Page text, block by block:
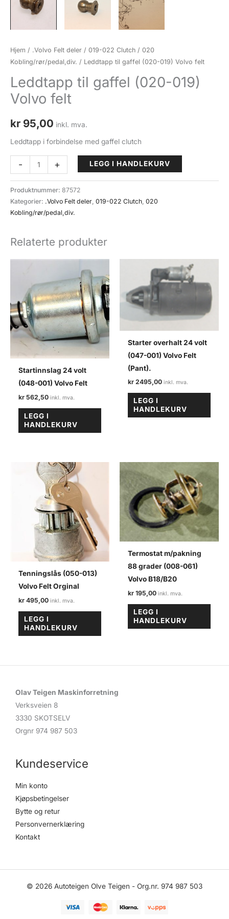
Hjem / .Volvo Felt deler / 019-022 Clutch / 020
Kobling/rør/pedal,div. / Leddtapp til gaffel (020-019) Volvo felt
Leddtapp til gaffel (020-019)
Volvo felt
kr 95,00 inkl. mva.
Leddtapp i forbindelse med gaffel clutch
-
Leddtapp
til
gaffel
(020-
019)
felt
+ LEGG I HANDLEKURV
Produktnummer: 87572
Kategorier: .Volvo Felt deler 019-022 Clutch 020
Kobling/rør/pedal,div.
Relaterte produkter
Startinnslag 24 volt
(048-001) Volvo Felt
kr 562,50
LEGG I
HANDLEKURV
Starter overhalt 24 volt
(047-001) Volvo Felt
(Pant).
kr 2495,00
LEGG I
HANDLEKURV
Tenningslås (050-013)
Volvo Felt Orginal
kr 495,00
LEGG I
HANDLEKURV
Termostat m/pakning
88 grader (008-061)
Volvo B18/B20
kr 195,00
LEGG I
HANDLEKURV
Olav Teigen Maskinforretning
Verksveien 8
3330 SKOTSELV
Orgnr 974 987 503
Kundeservice
Min konto
Kjøpsbetingelser
Bytte og retur
Personvernerklæring
Kontakt
© 2026 Autoteigen Olve Teigen - Org.nr. 974 987 503